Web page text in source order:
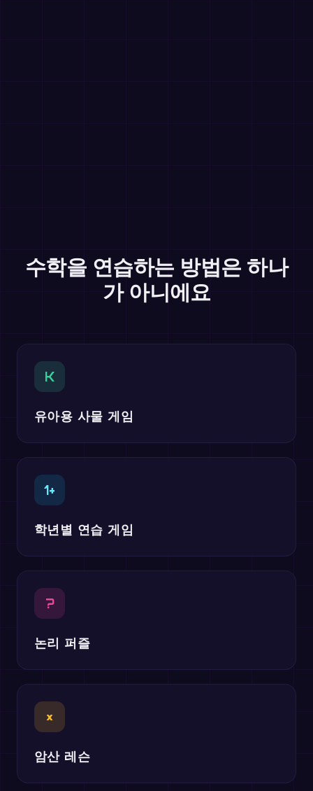
수학을 연습하는 방법은 하나
가 아니에요
K
유아용 사물 게임
1+
학년별 연습 게임
?
논리 퍼즐
×
암산 레슨